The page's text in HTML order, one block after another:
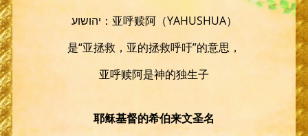
יהושוע：亚呼赎阿（YAHUSHUA）
是“亚拯救，亚的拯救呼吁”的意思，
亚呼赎阿是神的独生子
耶稣基督的希伯来文圣名